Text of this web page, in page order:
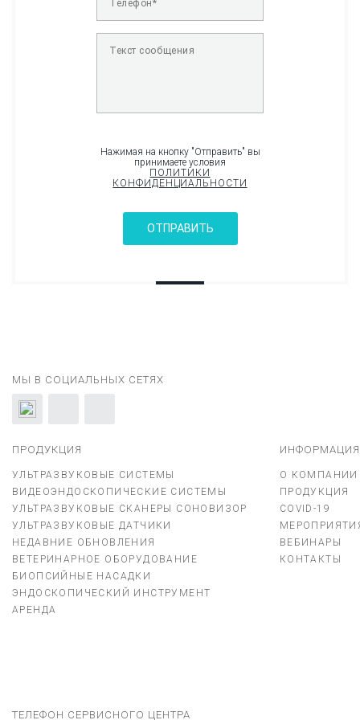
Нажимая на кнопку "Отправить" вы
принимаете условия
ПОЛИТИКИ
КОНФИДЕНЦИАЛЬНОСТИ
ОТПРАВИТЬ
МЫ В СОЦИАЛЬНЫХ СЕТЯХ
ПРОДУКЦИЯ
УЛЬТРАЗВУКОВЫЕ СИСТЕМЫ
ВИДЕОЭНДОСКОПИЧЕСКИЕ СИСТЕМЫ
УЛЬТРАЗВУКОВЫЕ СКАНЕРЫ СОНОВИЗОР
УЛЬТРАЗВУКОВЫЕ ДАТЧИКИ
НЕДАВНИЕ ОБНОВЛЕНИЯ
ВЕТЕРИНАРНОЕ ОБОРУДОВАНИЕ
БИОПСИЙНЫЕ НАСАДКИ
ЭНДОСКОПИЧЕСКИЙ ИНСТРУМЕНТ
АРЕНДА
ИНФОРМАЦИЯ
О КОМПАНИИ
ПРОДУКЦИЯ
COVID-19
ВЕБИНАРЫ
КОНТАКТЫ
ТЕЛЕФОН СЕРВИСНОГО ЦЕНТРА